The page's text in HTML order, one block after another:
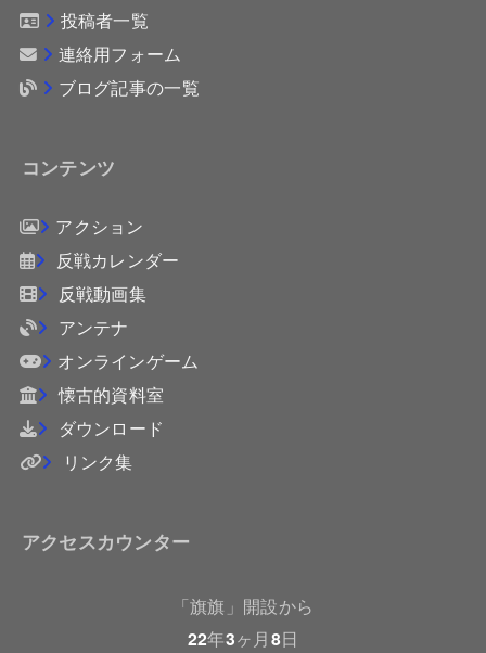
投稿者一覧
連絡用フォーム
ブログ記事の一覧
コンテンツ
アクション
反戦カレンダー
反戦動画集
アンテナ
オンラインゲーム
懐古的資料室
ダウンロード
リンク集
アクセスカウンター
「旗旗」開設から
22年3ヶ月8日